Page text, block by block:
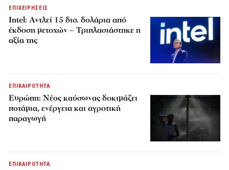
ΕΠΙΧΕΙΡΗΣΕΙΣ
Intel: Αντλεί 15 δισ. δολάρια από
έκδοση μετοχών – Τριπλασιάστηκε η
αξία της
ΕΠΙΚΑΙΡΟΤΗΤΑ
Ευρώπη: Νέος καύσωνας δοκιμάζει
ποτάμια, ενέργεια και αγροτική
παραγωγή
ΕΠΙΚΑΙΡΟΤΗΤΑ